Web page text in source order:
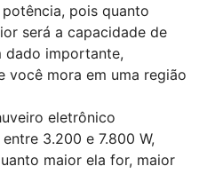
pois quanto
será a capacidade de
dado importante,
você mora em uma região
eletrônico
3.200 e 7.800 W,
maior ela for, maior